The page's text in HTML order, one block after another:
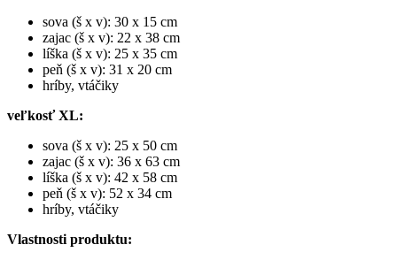
sova (š x v): 30 x 15 cm
zajac (š x v): 22 x 38 cm
líška (š x v): 25 x 35 cm
peň (š x v): 31 x 20 cm
hríby, vtáčiky
veľkosť XL:
sova (š x v): 25 x 50 cm
zajac (š x v): 36 x 63 cm
líška (š x v): 42 x 58 cm
peň (š x v): 52 x 34 cm
hríby, vtáčiky
Vlastnosti produktu: